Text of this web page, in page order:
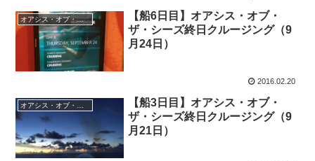
オアシス・オブ・ザ・シーズ船内日記
【船6日目】オアシス・オブ・
ザ・シーズ終日クルージング（9
月24日）
2016.02.20
オアシス・オブ・ザ・シーズ船内日記
【船3日目】オアシス・オブ・
ザ・シーズ終日クルージング（9
月21日）